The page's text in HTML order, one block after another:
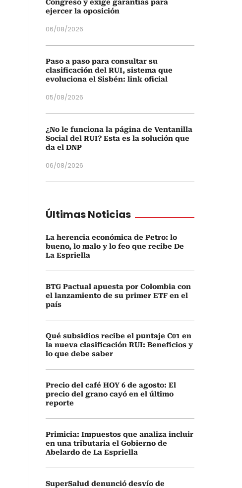
Congreso y exige garantías para
ejercer la oposición
06/08/2026
Paso a paso para consultar su
clasificación del RUI, sistema que
evoluciona el Sisbén: link oficial
05/08/2026
¿No le funciona la página de Ventanilla
Social del RUI? Esta es la solución que
da el DNP
06/08/2026
Últimas Noticias
La herencia económica de Petro: lo
bueno, lo malo y lo feo que recibe De
La Espriella
BTG Pactual apuesta por Colombia con
el lanzamiento de su primer ETF en el
país
Qué subsidios recibe el puntaje C01 en
la nueva clasificación RUI: Beneficios y
lo que debe saber
Precio del café HOY 6 de agosto: El
precio del grano cayó en el último
reporte
Primicia: Impuestos que analiza incluir
en una tributaria el Gobierno de
Abelardo de La Espriella
SuperSalud denunció desvío de